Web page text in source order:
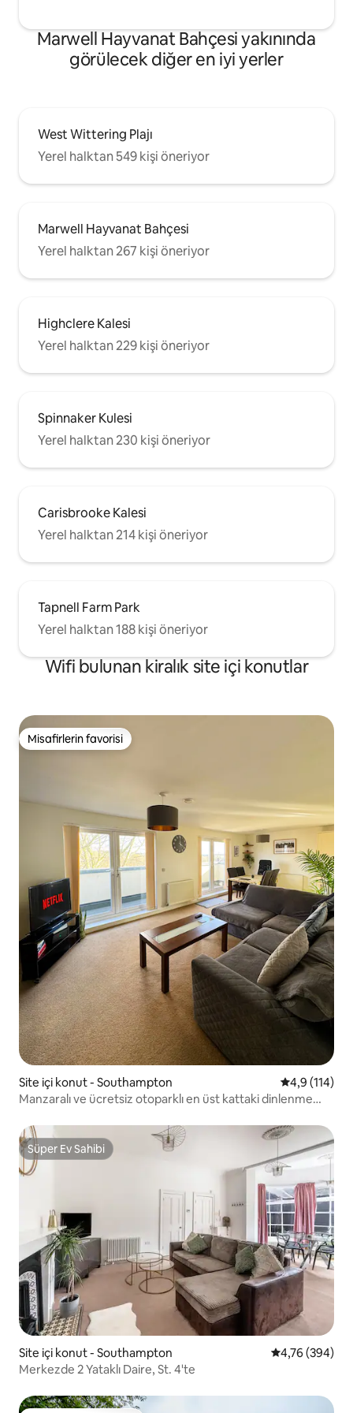
Marwell Hayvanat Bahçesi yakınında
görülecek diğer en iyi yerler
West Wittering Plajı
Yerel halktan 549 kişi öneriyor
Marwell Hayvanat Bahçesi
Yerel halktan 267 kişi öneriyor
Highclere Kalesi
Yerel halktan 229 kişi öneriyor
Spinnaker Kulesi
Yerel halktan 230 kişi öneriyor
Carisbrooke Kalesi
Yerel halktan 214 kişi öneriyor
Tapnell Farm Park
Yerel halktan 188 kişi öneriyor
Wifi bulunan kiralık site içi konutlar
Misafirlerin favorisi
Misafirlerin favorisi
Site içi konut - Southampton 5 üzerinden
4,9 (114)
Manzaralı ve ücretsiz otoparklı en üst kattaki dinlenme
Süper Ev Sahibi
Süper Ev Sahibi
Site içi konut - Southampton 5 üzerinden
4,76 (394)
Merkezde 2 Yataklı Daire, St. 4'te